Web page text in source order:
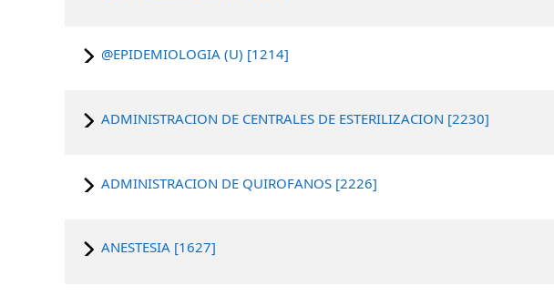
@EPIDEMIOLOGIA (U) [1214]
ADMINISTRACION DE CENTRALES DE ESTERILIZACION [2230]
ADMINISTRACION DE QUIROFANOS [2226]
ANESTESIA [1627]